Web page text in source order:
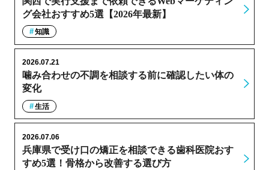
グ会社おすすめ5選【2026年最新】
知識
噛み合わせの不調を相談する前に確認したい体の
変化
2026.07.21
生活
兵庫県で受け口の矯正を相談できる歯科医院おす
すめ5選！骨格から改善する選び方
2026.07.06